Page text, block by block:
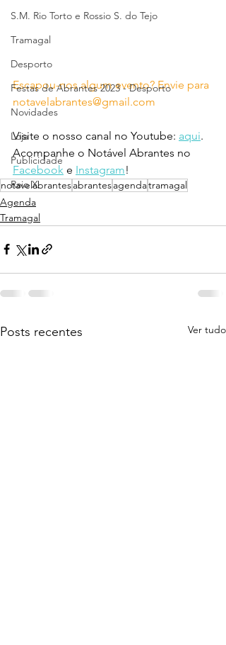
S.M. Rio Torto e Rossio S. do Tejo
Tramagal
Desporto
Festas de Abrantes 2023 - Desporto
Novidades
Loja
Publicidade
Raio X
Escapou-nos algum evento? Envie para
notavelabrantes@gmail.com
Visite o nosso canal no Youtube: aqui.
Acompanhe o Notável Abrantes no
Facebook e Instagram!
notavelabrantesabrantesagendatramagal
Agenda
Tramagal
Posts recentes Ver tudo